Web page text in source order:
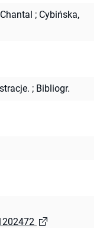
; Cybińska,
; Bibliogr.